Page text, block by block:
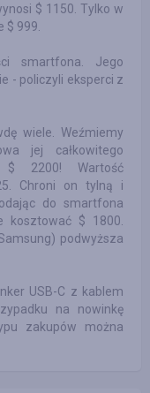
$ 1150. Tylko w
$ 999.
smartfona. Jego
- policzyli eksperci z
wiele. Weźmiemy
jej całkowitego
$ 2200! Wartość
Chroni on tylną i
do smartfona
kosztować $ 1800.
podwyższa
USB-C z kablem
na nowinkę
zakupów można